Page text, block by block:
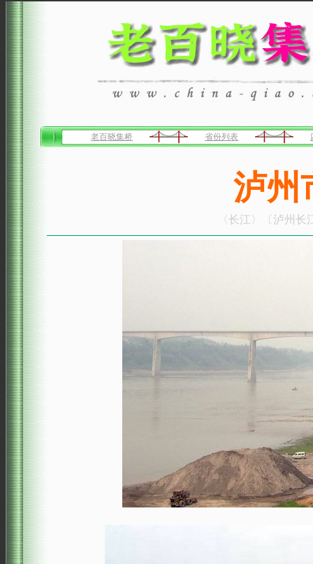
老百晓集桥 省份列表
泸州
〈长江〉〔泸州